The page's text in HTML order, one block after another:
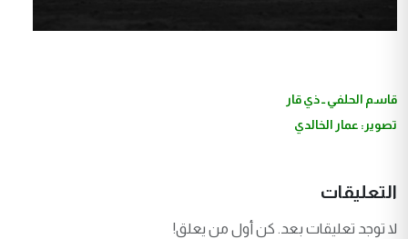
قاسم الحلفي ــ ذي قار
تصوير: عمار الخالدي
التعليقات
لا توجد تعليقات بعد. كن أول من يعلق!